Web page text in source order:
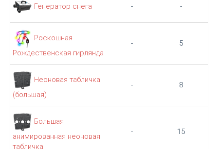
Генератор снега - -
Роскошная
Рождественская гирлянда
- 5
Неоновая табличка
(большая)
- 8
Большая
анимированная неоновая
табличка
- 15